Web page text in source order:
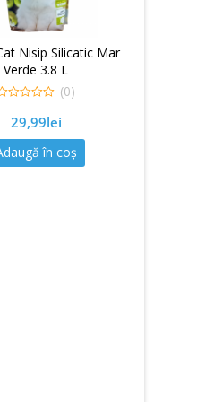
Nisip Silicatic Mar
Verde 3.8 L
(0)
29,99lei
în coș